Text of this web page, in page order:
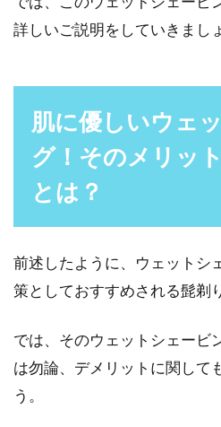
詳しいご説明をしていきまし
肌に優しいウェ
グ！そのメリッ
とは？
前述したように、ウェットシ
策としておすすめされる髭剃
では、そのウェットシェービ
は勿論、デメリットに関して
う。